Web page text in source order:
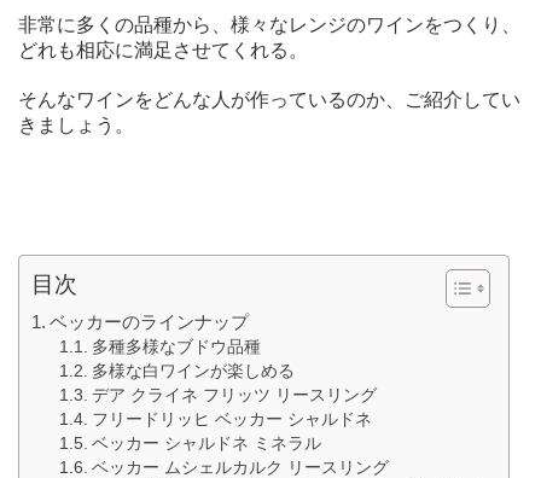
非常に多くの品種から、様々なレンジのワインをつくり、
どれも相応に満足させてくれる。
そんなワインをどんな人が作っているのか、ご紹介してい
きましょう。
目次
ベッカーのラインナップ
多種多様なブドウ品種
多様な白ワインが楽しめる
デア クライネ フリッツ リースリング
フリードリッヒ ベッカー シャルドネ
ベッカー シャルドネ ミネラル
ベッカー ムシェルカルク リースリング